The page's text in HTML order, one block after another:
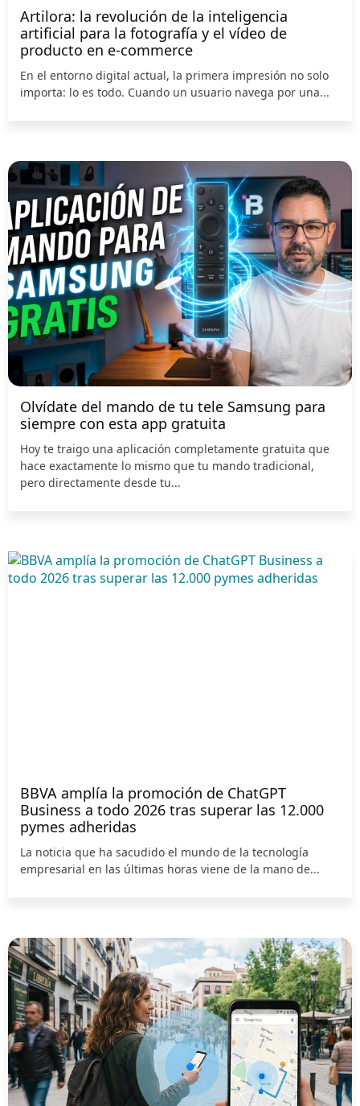
Artilora: la revolución de la inteligencia
artificial para la fotografía y el vídeo de
producto en e-commerce
En el entorno digital actual, la primera impresión no solo
importa: lo es todo. Cuando un usuario navega por una...
Olvídate del mando de tu tele Samsung para
siempre con esta app gratuita
Hoy te traigo una aplicación completamente gratuita que
hace exactamente lo mismo que tu mando tradicional,
pero directamente desde tu...
BBVA amplía la promoción de ChatGPT
Business a todo 2026 tras superar las 12.000
pymes adheridas
La noticia que ha sacudido el mundo de la tecnología
empresarial en las últimas horas viene de la mano de...